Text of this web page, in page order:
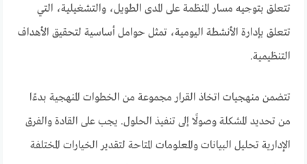
تتعلق بتوجيه مسار المنظمة على المدى الطويل، والتشغيلية، التي
تتعلق بإدارة الأنشطة اليومية، تمثل حوامل أساسية لتحقيق الأهداف
التنظيمية.
تتضمن منهجيات اتخاذ القرار مجموعة من الخطوات المنهجية بدءًا
من تحديد المشكلة وصولًا إلى تنفيذ الحلول. يجب على القادة والفرق
الإدارية تحليل البيانات والمعلومات المتاحة لتقدير الخيارات المختلفة